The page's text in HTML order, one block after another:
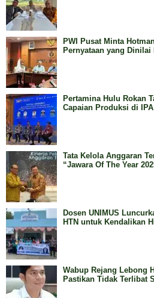
PWI Pusat Minta
Pernyataan yang Dinilai
Pertamina Hulu Rokan
Capaian Produksi di
Tata Kelola Anggaran
“Jawara Of The Year
Dosen UNIMUS
HTN untuk Kendalikan
Wabup Rejang Lebong
Pastikan Tidak Terlibat